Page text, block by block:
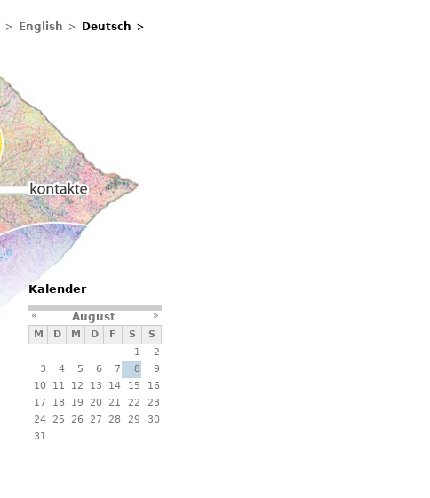
English Deutsch
Kontakte
Kalender
« August
»
M
D M D F S
S
1
2
3
4 5 6 7 8
9
10
11 12 13 14 15
16
17
18 19 20 21 22
23
24 25 26 27 28 29
30
31